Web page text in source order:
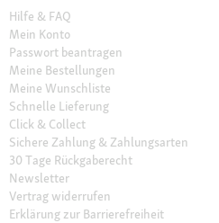
Hilfe & FAQ
Mein Konto
Passwort beantragen
Meine Bestellungen
Meine Wunschliste
Schnelle Lieferung
Click & Collect
Sichere Zahlung & Zahlungsarten
30 Tage Rückgaberecht
Newsletter
Vertrag widerrufen
Erklärung zur Barrierefreiheit